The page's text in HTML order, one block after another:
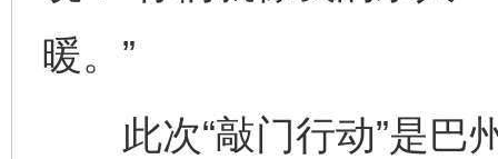
暖。”
此次“敲门行动”是巴州